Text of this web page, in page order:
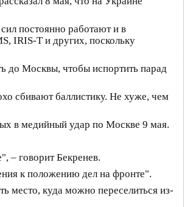
постоянно работают и в
IRIS-T и других, поскольку
до Москвы, чтобы испортить парад
сбивают баллистику. Не хуже, чем
в медийный удар по Москве 9 мая.
– говорит Бекренев.
к положению дел на фронте".
место, куда можно переселиться из-